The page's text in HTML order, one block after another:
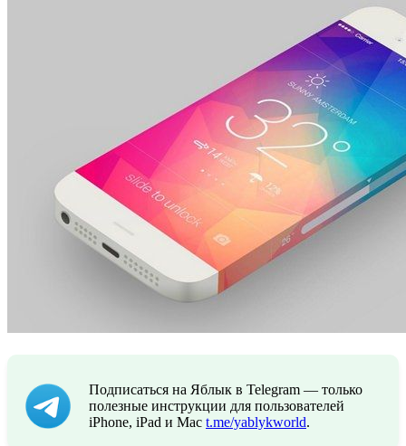
Подписаться на Яблык в Telegram — только
полезные инструкции для пользователей
iPhone, iPad и Mac t.me/yablykworld.